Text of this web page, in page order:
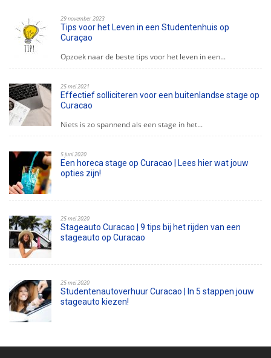
29 november 2023
Tips voor het Leven in een Studentenhuis op
Curaçao
Opzoek naar de beste tips voor het leven in een...
25 mei 2021
Effectief solliciteren voor een buitenlandse stage op
Curacao
Niets is zo spannend als een stage in het...
5 juni 2020
Een horeca stage op Curacao | Lees hier wat jouw
opties zijn!
25 mei 2020
Stageauto Curacao | 9 tips bij het rijden van een
stageauto op Curacao
25 mei 2020
Studentenautoverhuur Curacao | In 5 stappen jouw
stageauto kiezen!